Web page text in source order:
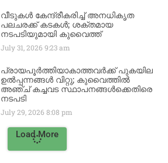
വീടുകൾ കേന്ദ്രീകരിച്ച് അനധികൃത
പലചരക്ക് കടകൾ; ശക്തമായ
നടപടിയുമായി കുവൈത്ത്
July 31, 20269:23 am
പ്രായപൂർത്തിയാകാത്തവർക്ക് പുകയില
ഉൽപ്പന്നങ്ങൾ വിറ്റു; കുവൈത്തിൽ
അഞ്ച് കച്ചവട സ്ഥാപനങ്ങൾക്കെതിരെ
നടപടി
July 29, 20268:08 pm
Load More